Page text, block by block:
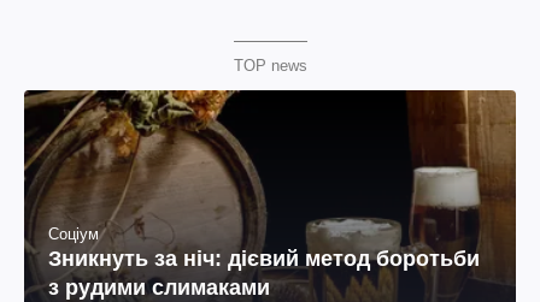
TOP news
Соціум
Зникнуть за ніч: дієвий метод боротьби
з рудими слимаками